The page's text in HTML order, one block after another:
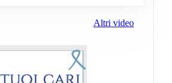
Altri video